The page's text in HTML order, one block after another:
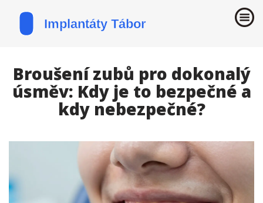
Broušení zubů pro dokonalý
úsměv: Kdy je to bezpečné a
kdy nebezpečné?